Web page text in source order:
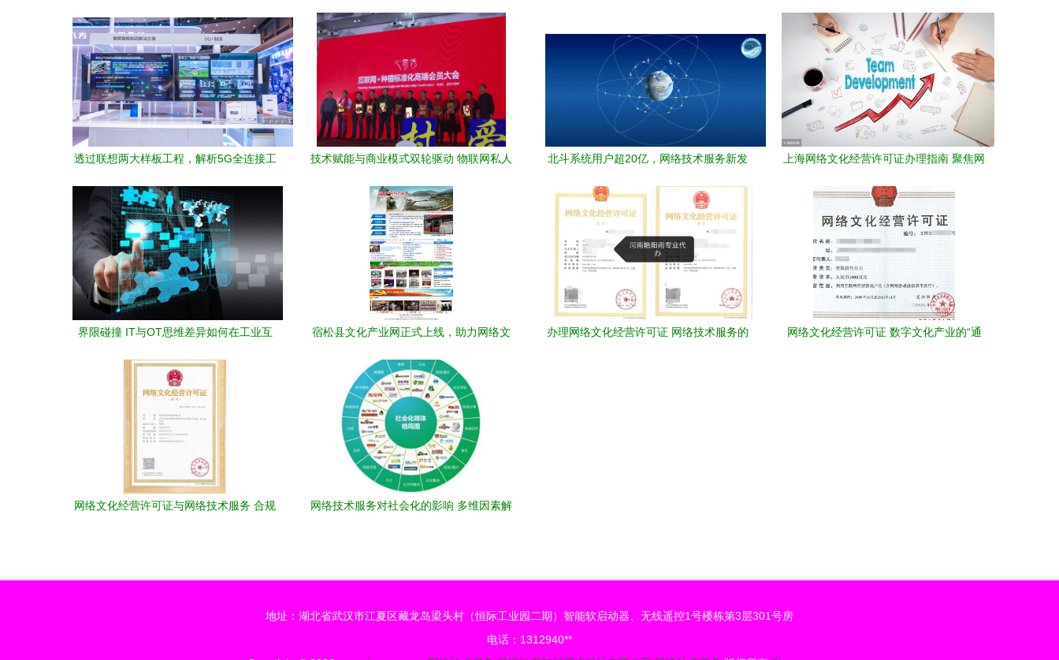
透过联想两大样板工程，解析5G全连接工
技术赋能与商业模式双轮驱动 物联网私人
北斗系统用户超20亿，网络技术服务新发
上海网络文化经营许可证办理指南 聚焦网
界限碰撞 IT与OT思维差异如何在工业互
宿松县文化产业网正式上线，助力网络文
办理网络文化经营许可证 网络技术服务的
网络文化经营许可证 数字文化产业的“通
网络文化经营许可证与网络技术服务 合规
网络技术服务对社会化的影响 多维因素解
地址：湖北省武汉市江夏区藏龙岛梁头村（恒际工业园二期）智能软启动器、无线遥控1号楼栋第3层301号房
电话：1312940**